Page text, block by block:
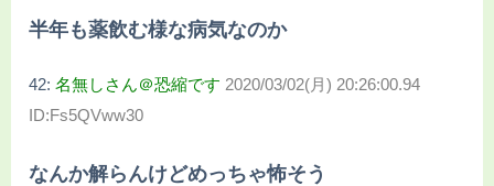
半年も薬飲む様な病気なのか
42: 名無しさん＠恐縮です 2020/03/02(月) 20:26:00.94
ID:Fs5QVww30
なんか解らんけどめっちゃ怖そう